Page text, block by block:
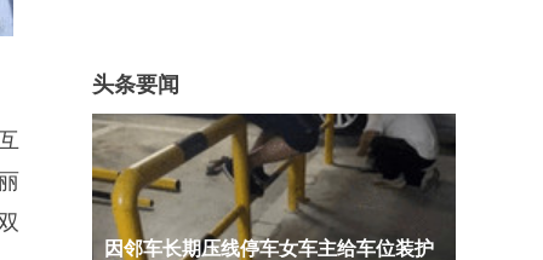
头条要闻
因邻车长期压线停车女车主给车位装护